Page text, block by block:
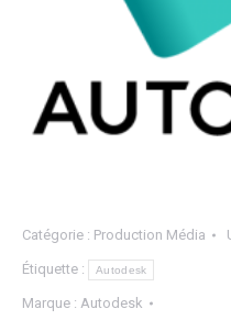
Catégorie : Production Média
Étiquette : Autodesk
Marque : Autodesk